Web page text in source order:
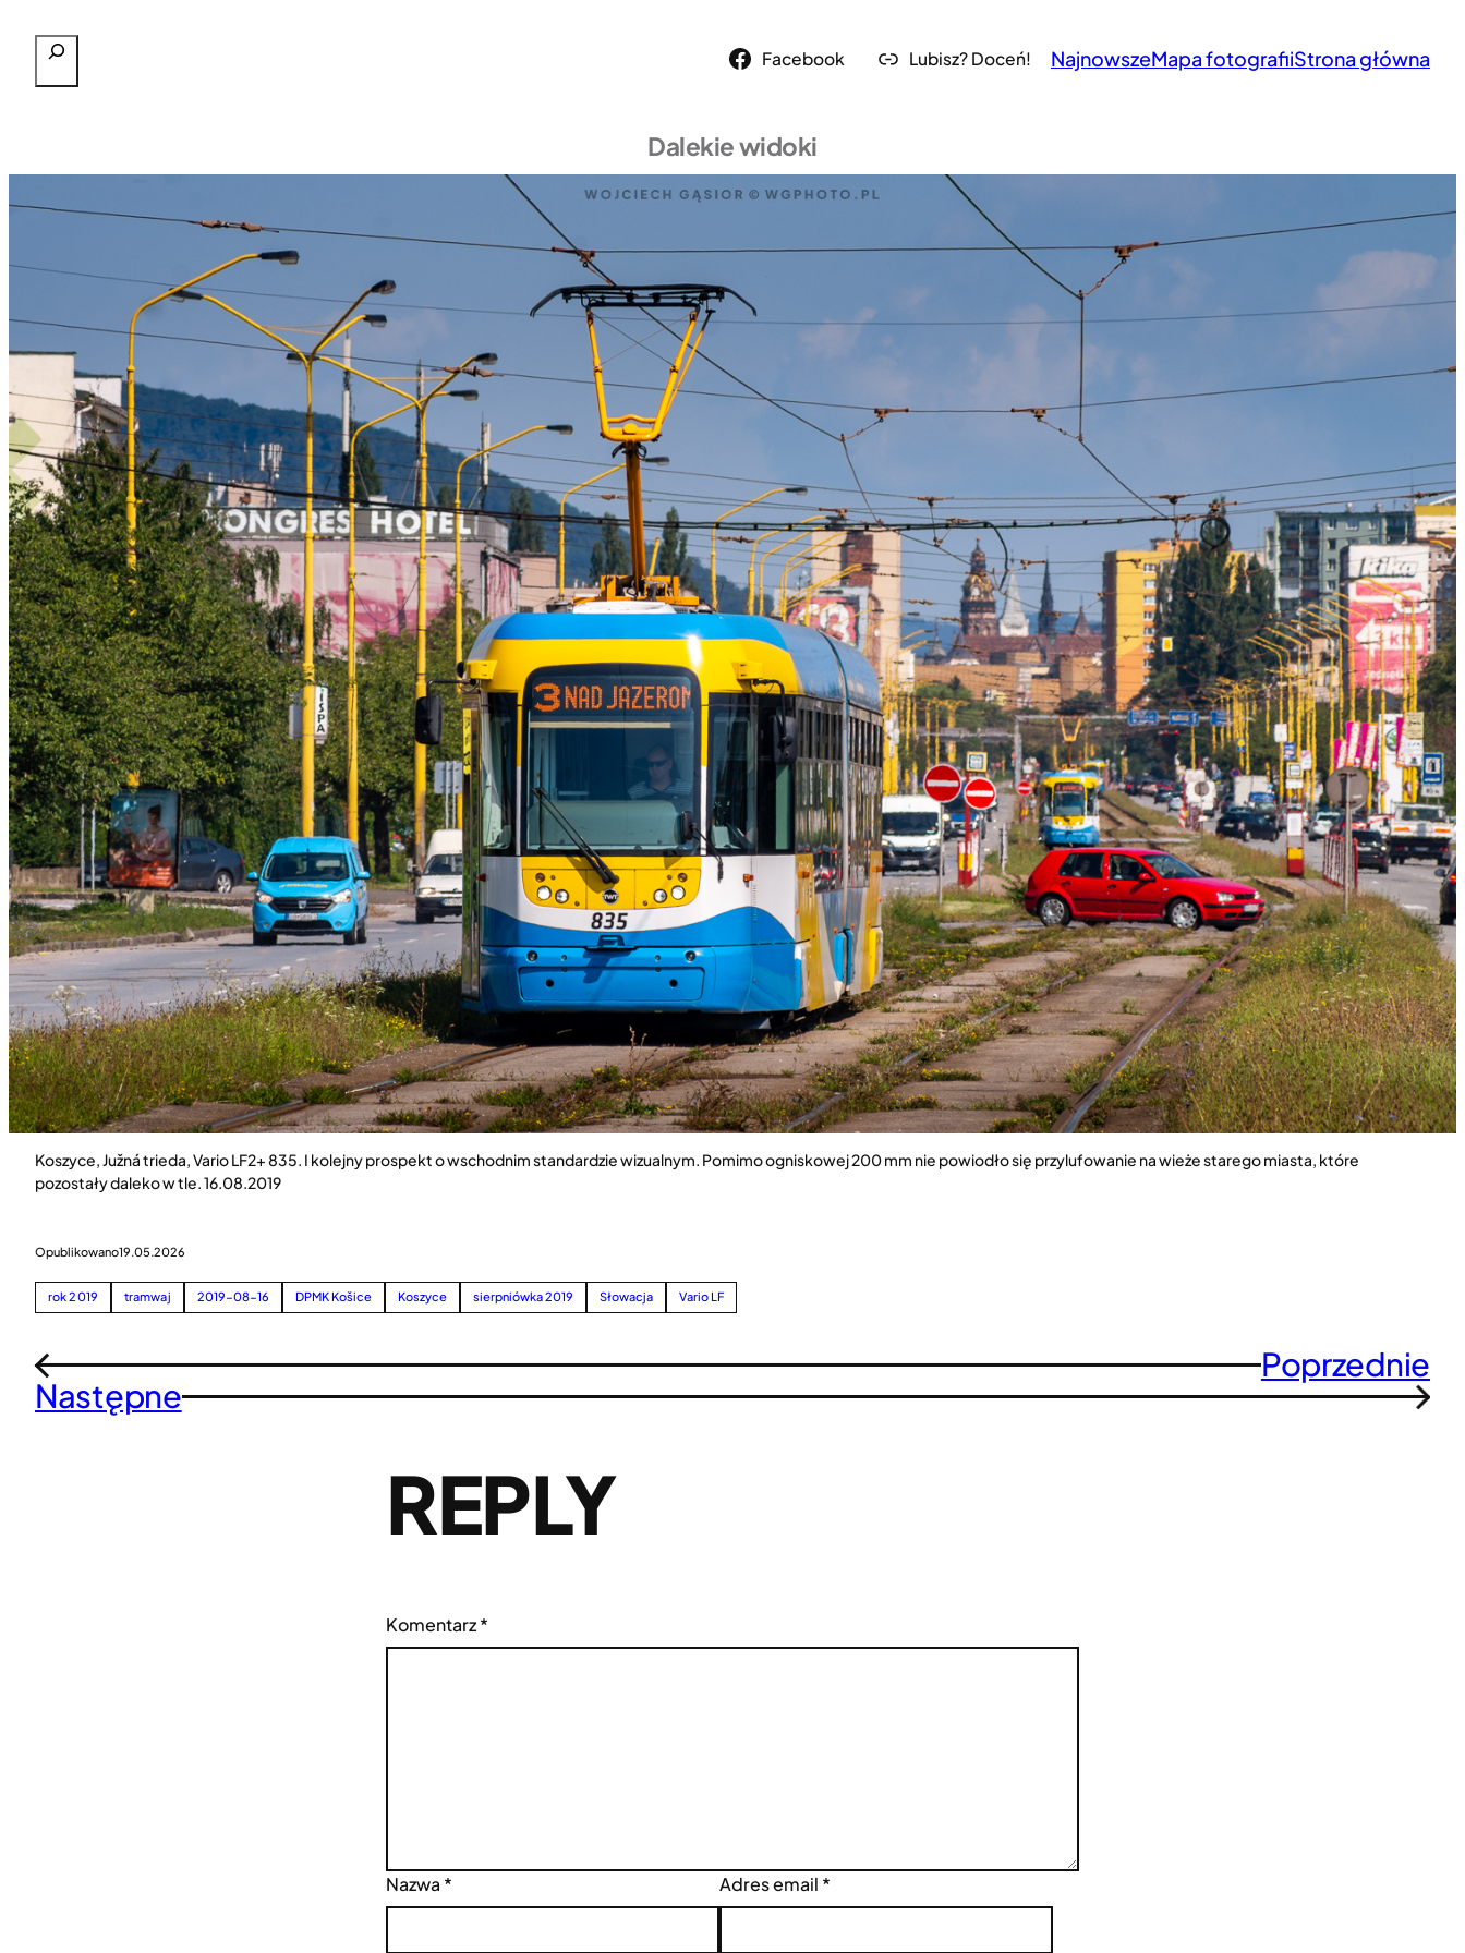
treści
Szukaj
Facebook Lubisz? Doceń! NajnowszeMapa fotografiiStrona główna
Dalekie widoki
Koszyce, Južná trieda, Vario LF2+ 835. I kolejny prospekt o wschodnim standardzie wizualnym. Pomimo ogniskowej 200 mm nie powiodło się przylufowanie na wieże starego miasta, które
pozostały daleko w tle. 16.08.2019
Opublikowano19.05.2026
rok 2019 tramwaj 2019-08-16 DPMK Košice Koszyce sierpniówka 2019 Słowacja Vario LF
←
Poprzednie
Następne
→
REPLY
Komentarz*
Nazwa * Adres email *